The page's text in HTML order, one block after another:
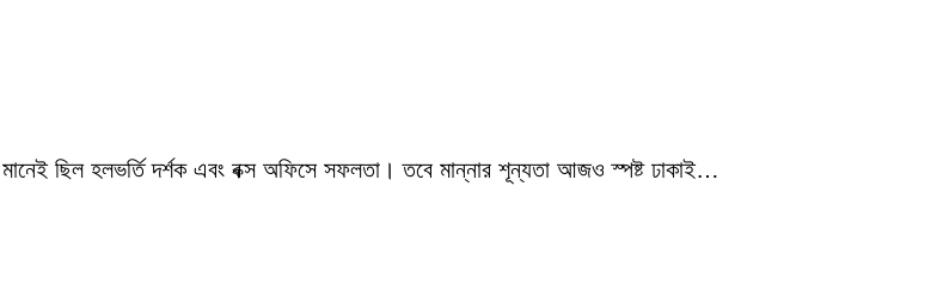
ছিল হলভর্তি দর্শক এবং বক্স অফিসে সফলতা। তবে মান্নার শূন্যতা আজও স্পষ্ট ঢাকাই…